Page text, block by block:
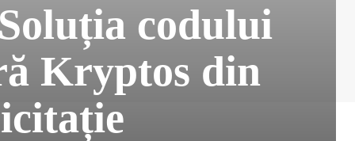
codului
Kryptos din